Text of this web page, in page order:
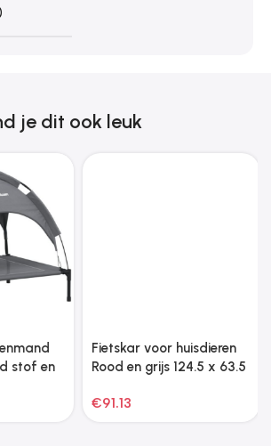
je dit ook leuk
stof en
Fietskar voor huisdieren
Rood en grijs 124.5 x 63.5
€91.13